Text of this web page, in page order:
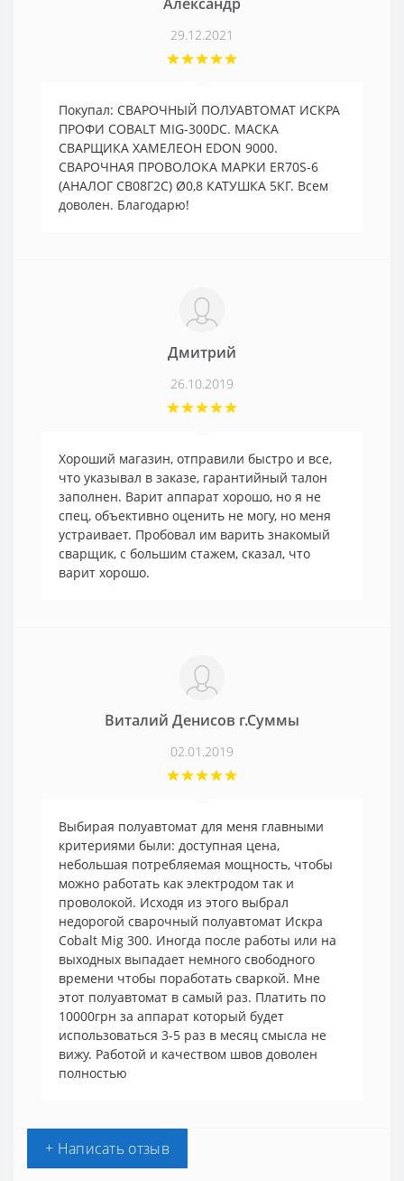
29.12.2021
Покупал: СВАРОЧНЫЙ ПОЛУАВТОМАТ ИСКРА
ПРОФИ COBALT MIG-300DC. МАСКА
СВАРЩИКА ХАМЕЛЕОН EDON 9000.
СВАРОЧНАЯ ПРОВОЛОКА МАРКИ ER70S-6
(АНАЛОГ СВ08Г2С) Ø0,8 КАТУШКА 5КГ. Всем
доволен. Благодарю!
Дмитрий
26.10.2019
Хороший магазин, отправили быстро и все,
что указывал в заказе, гарантийный талон
заполнен. Варит аппарат хорошо, но я не
спец, объективно оценить не могу, но меня
устраивает. Пробовал им варить знакомый
сварщик, с большим стажем, сказал, что
варит хорошо.
Виталий Денисов г.Суммы
02.01.2019
Выбирая полуавтомат для меня главными
критериями были: доступная цена,
небольшая потребляемая мощность, чтобы
можно работать как электродом так и
проволокой. Исходя из этого выбрал
недорогой сварочный полуавтомат Искра
Cobalt Mig 300. Иногда после работы или на
выходных выпадает немного свободного
времени чтобы поработать сваркой. Мне
этот полуавтомат в самый раз. Платить по
10000грн за аппарат который будет
использоваться 3-5 раз в месяц смысла не
вижу. Работой и качеством швов доволен
полностью
+ Написать отзыв